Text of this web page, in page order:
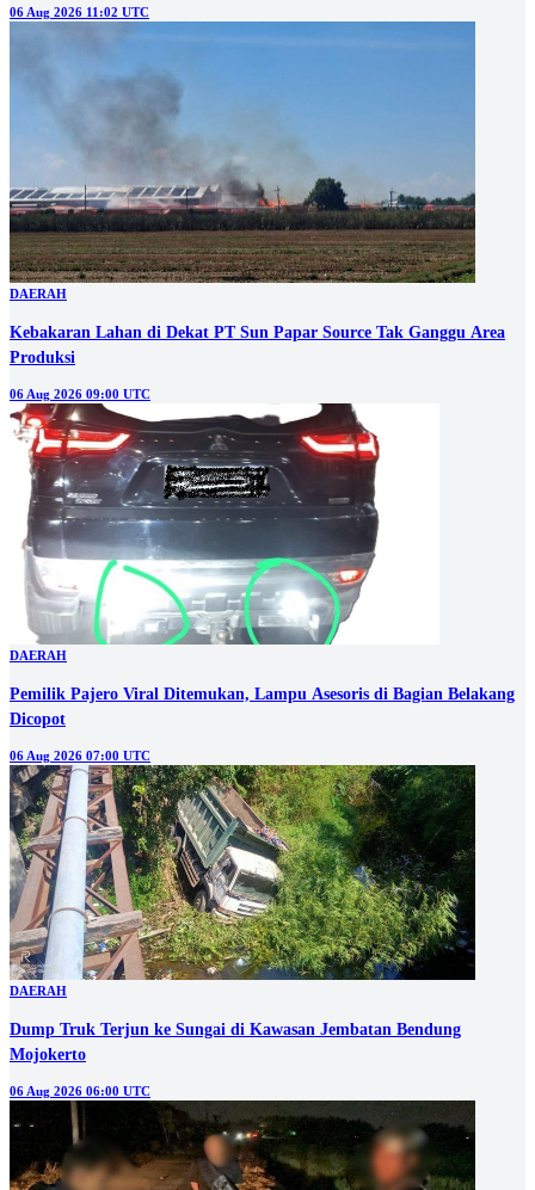
06 Aug 2026 11:02 UTC
DAERAH
Kebakaran Lahan di Dekat PT Sun Papar Source Tak Ganggu Area
Produksi
06 Aug 2026 09:00 UTC
DAERAH
Pemilik Pajero Viral Ditemukan, Lampu Asesoris di Bagian Belakang
Dicopot
06 Aug 2026 07:00 UTC
DAERAH
Dump Truk Terjun ke Sungai di Kawasan Jembatan Bendung
Mojokerto
06 Aug 2026 06:00 UTC